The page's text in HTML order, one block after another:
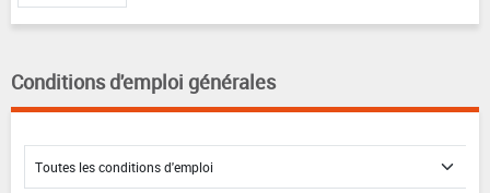
Conditions d'emploi générales